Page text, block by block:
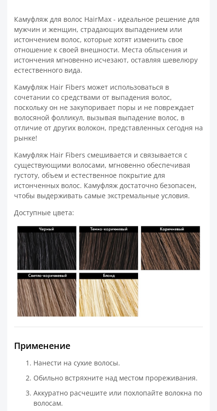
Камуфляж для волос HairMax - идеальное решение для
мужчин и женщин, страдающих выпадением или
истончением волос, которые хотят изменить свое
отношение к своей внешности. Места облысения и
истончения мгновенно исчезают, оставляя шевелюру
естественного вида.
Камуфляж Hair Fibers может использоваться в
сочетании со средствами от выпадения волос,
поскольку он не закупоривает поры и не повреждает
волосяной фолликул, вызывая выпадение волос, в
отличие от других волокон, представленных сегодня на
рынке!
Камуфляж Hair Fibers смешивается и связывается с
существующими волосами, мгновенно обеспечивая
густоту, объем и естественное покрытие для
истонченных волос. Камуфляж достаточно безопасен,
чтобы выдерживать самые экстремальные условия.
Доступные цвета:
Применение
Нанести на сухие волосы.
Обильно встряхните над местом прореживания.
Аккуратно расчешите или похлопайте волокна по
волосам.